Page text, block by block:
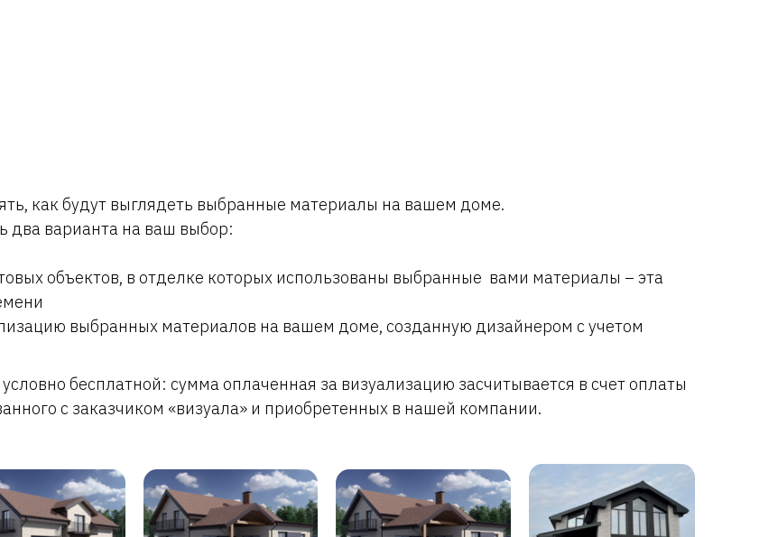
как будут выглядеть выбранные материалы на вашем доме.
два варианта на ваш выбор:
объектов, в отделке которых использованы выбранные вами материалы – эта
выбранных материалов на вашем доме, созданную дизайнером с учетом
бесплатной: сумма оплаченная за визуализацию засчитывается в счет оплаты
с заказчиком «визуала» и приобретенных в нашей компании.